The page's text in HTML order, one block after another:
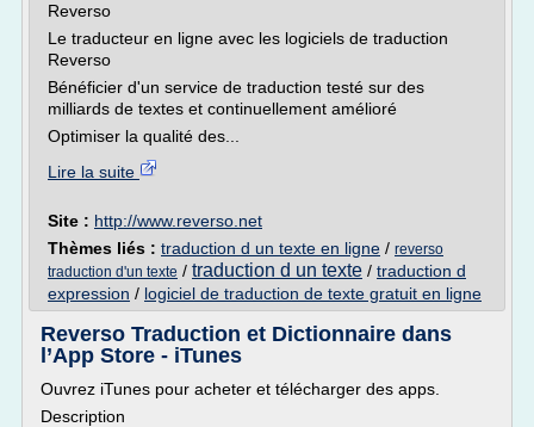
Reverso
Le traducteur en ligne avec les logiciels de traduction
Reverso
Bénéficier d'un service de traduction testé sur des
milliards de textes et continuellement amélioré
Optimiser la qualité des...
Lire la suite
Site : http://www.reverso.net
Thèmes liés : traduction d un texte en ligne / reverso
traduction d'un texte / traduction d un texte / traduction d
expression / logiciel de traduction de texte gratuit en ligne
Reverso Traduction et Dictionnaire dans
l’App Store - iTunes
Ouvrez iTunes pour acheter et télécharger des apps.
Description